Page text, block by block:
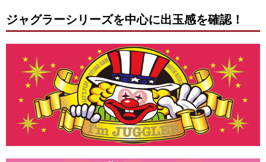
ジャグラーシリーズを中心に出玉感を確認！